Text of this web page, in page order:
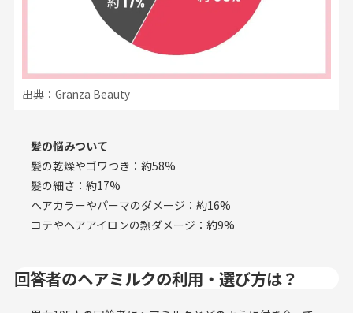
出典：Granza Beauty
髪の悩みついて
髪の乾燥やゴワつき：約58%
髪の細さ：約17%
ヘアカラーやパーマのダメージ：約16%
コテやヘアアイロンの熱ダメージ：約9%
回答者のヘアミルクの利用・選び方は？